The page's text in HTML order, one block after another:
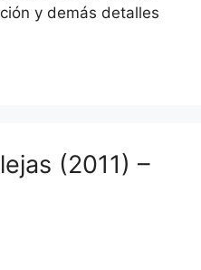
y demás detalles
(2011) –